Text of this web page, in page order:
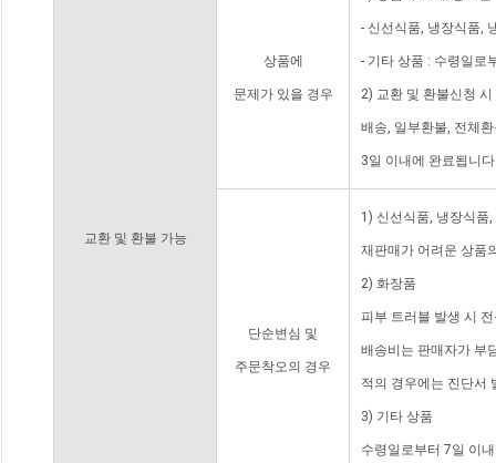
교환 및 환불 가능
상품에
문제가 있을 경우
- 신선식품, 냉장식품,
- 기타 상품 : 수령일로
2) 교환 및 환불신청
배송, 일부환불, 전체
3일 이내에 완료됩니
단순변심 및
주문착오의 경우
1) 신선식품, 냉장식품
재판매가 어려운 상품
2) 화장품
피부 트러블 발생 시
배송비는 판매자가 부
적의 경우에는 진단서
3) 기타 상품
수령일로부터 7일 이